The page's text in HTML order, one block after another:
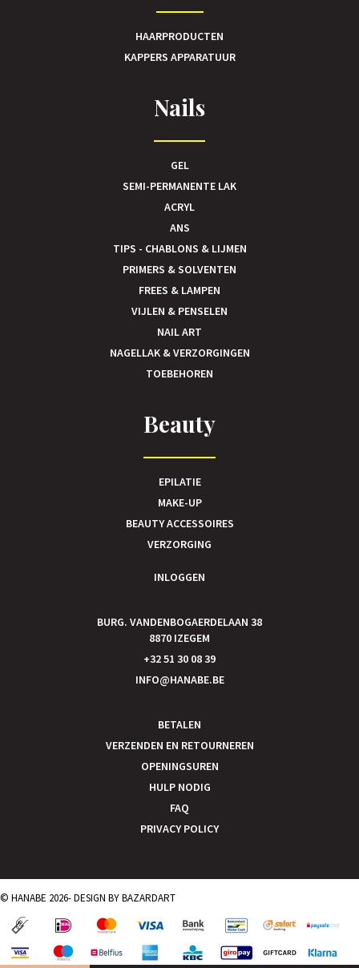
HAARPRODUCTEN
KAPPERS APPARATUUR
Nails
GEL
SEMI-PERMANENTE LAK
ACRYL
ANS
TIPS - CHABLONS & LIJMEN
PRIMERS & SOLVENTEN
FREES & LAMPEN
VIJLEN & PENSELEN
NAIL ART
NAGELLAK & VERZORGINGEN
TOEBEHOREN
Beauty
EPILATIE
MAKE-UP
BEAUTY ACCESSOIRES
VERZORGING
INLOGGEN
BURG. VANDENBOGAERDELAAN 38
8870 IZEGEM
+32 51 30 08 39
INFO@HANABE.BE
BETALEN
VERZENDEN EN RETOURNEREN
OPENINGSUREN
HULP NODIG
FAQ
PRIVACY POLICY
© HANABE 2026- DESIGN BYBAZARDART